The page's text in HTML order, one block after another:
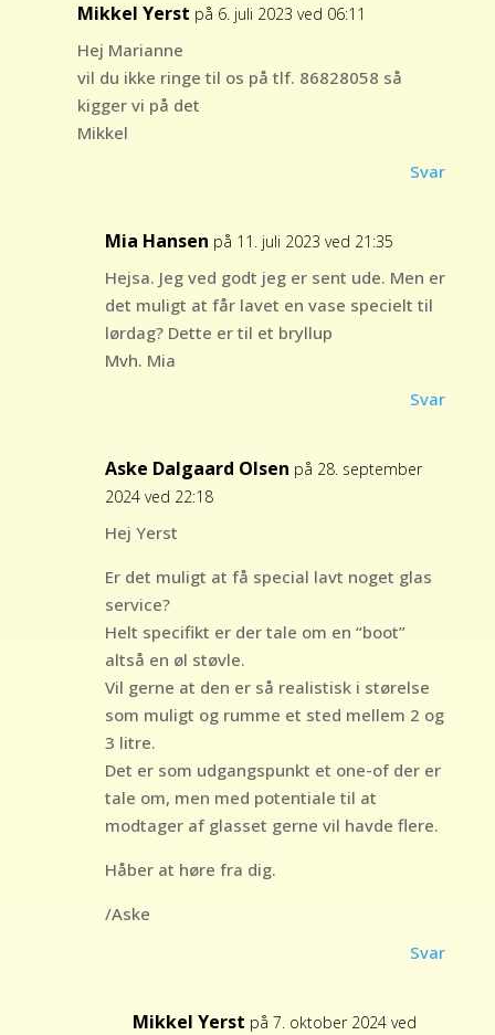
Mikkel Yerst på 6. juli 2023 ved 06:11
Hej Marianne
vil du ikke ringe til os på tlf. 86828058 så
kigger vi på det
Mikkel
Svar
Mia Hansen på 11. juli 2023 ved 21:35
Hejsa. Jeg ved godt jeg er sent ude. Men er
det muligt at får lavet en vase specielt til
lørdag? Dette er til et bryllup
Mvh. Mia
Svar
Aske Dalgaard Olsen på 28. september
2024 ved 22:18
Hej Yerst
Er det muligt at få special lavt noget glas
service?
Helt specifikt er der tale om en “boot”
altså en øl støvle.
Vil gerne at den er så realistisk i størelse
som muligt og rumme et sted mellem 2 og
3 litre.
Det er som udgangspunkt et one-of der er
tale om, men med potentiale til at
modtager af glasset gerne vil havde flere.
Håber at høre fra dig.
/Aske
Svar
Mikkel Yerst på 7. oktober 2024 ved